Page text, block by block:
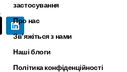
застосування
Про нас
Зв'яжіться з нами
Наші блоги
Політика конфіденційності